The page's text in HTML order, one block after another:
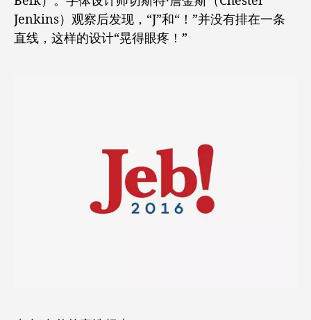
Jenkins）观察后发现，“J”和“！”并没有排在一条
直线，这样的设计“晃得眼疼！”